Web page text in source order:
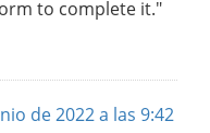
to complete it."
de 2022 a las 9:42